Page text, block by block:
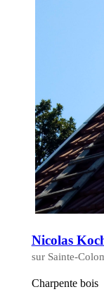
Nicolas
sur Sainte-
Charpente bois